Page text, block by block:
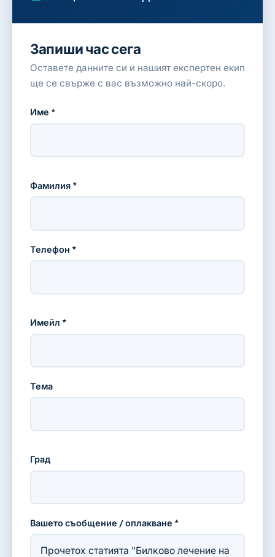
Запиши час сега
Оставете данните си и нашият експертен екип
ще се свърже с вас възможно най-скоро.
Име *
Фамилия *
Телефон *
Имейл *
Тема
Град
Вашето съобщение / оплакване *